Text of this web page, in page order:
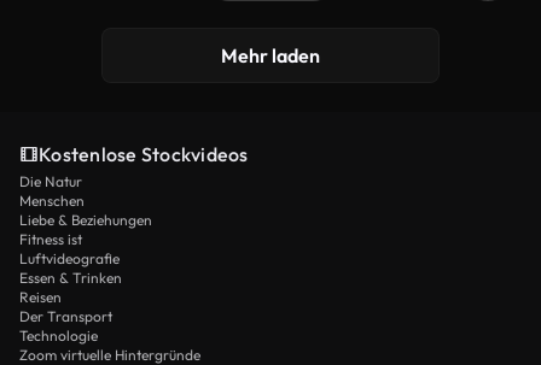
Mehr laden
Kostenlose Stockvideos
Die Natur
Menschen
Liebe & Beziehungen
Fitness ist
Luftvideografie
Essen & Trinken
Reisen
Der Transport
Technologie
Zoom virtuelle Hintergründe